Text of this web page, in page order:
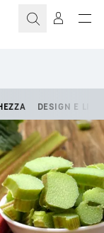
DESIGN E